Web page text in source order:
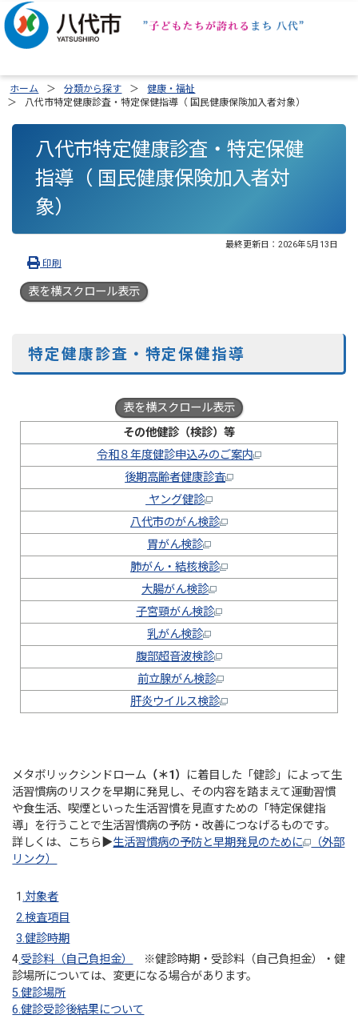
ホーム 分類から探す
健康・福祉
八代市特定健康診査・特定保健指導（ 国民健康保険加入者対象）
八代市特定健康診査・特定保健
指導（ 国民健康保険加入者対
象）
最終更新日： 2026年5月13日
印刷
表を横スクロール表示
特定健康診査・特定保健指導
表を横スクロール表示
その他健診（検診）等
令和８年度健診申込みのご案内
後期高齢者健康診査
ヤング健診
八代市のがん検診
胃がん検診
肺がん・結核検診
大腸がん検診
子宮頸がん検診
乳がん検診
腹部超音波検診
前立腺がん検診
肝炎ウイルス検診
メタボリックシンドローム （＊1） に着目した「健診」によって生
活習慣病のリスクを早期に発見し、その内容を踏まえて運動習慣
や食生活、喫煙といった生活習慣を見直すための「特定保健指
導」を行うことで生活習慣病の予防・改善につなげるものです。
詳しくは、こちら▶生活習慣病の予防と早期発見のために
（外部
リンク）
1.対象者
2.検査項目
3.健診時期
4.受診料（自己負担金）
※健診時期・受診料（自己負担金）・健
診場所については、変更になる場合があります。
5.健診場所
6.健診受診後結果について